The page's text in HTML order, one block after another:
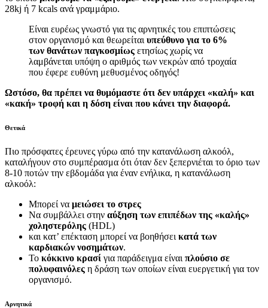
28kj ή 7 kcals ανά γραμμάριο.
Είναι ευρέως γνωστό για τις αρνητικές του επιπτώσεις
στον οργανισμό και θεωρείται υπεύθυνο για το 6%
των θανάτων παγκοσμίως ετησίως χωρίς να
λαμβάνεται υπόψη ο αριθμός των νεκρών από τροχαία
που έφερε ευθύνη μεθυσμένος οδηγός!
Ωστόσο, θα πρέπει να θυμόμαστε ότι δεν υπάρχει «καλή» και
«κακή» τροφή και η δόση είναι που κάνει την διαφορά.
Θετικά
Πιο πρόσφατες έρευνες γύρω από την κατανάλωση αλκοόλ,
καταλήγουν στο συμπέρασμα ότι όταν δεν ξεπερνιέται το όριο των
8-10 ποτών την εβδομάδα για έναν ενήλικα, η κατανάλωση
αλκοόλ:
Μπορεί να μειώσει το στρες
Να συμβάλλει στην αύξηση των επιπέδων της «καλής»
χοληστερόλης (HDL)
και κατ’ επέκταση μπορεί να βοηθήσει κατά των
καρδιακών νοσημάτων.
Το κόκκινο κρασί για παράδειγμα είναι πλούσιο σε
πολυφαινόλες η δράση των οποίων είναι ευεργετική για τον
οργανισμό.
Αρνητικά